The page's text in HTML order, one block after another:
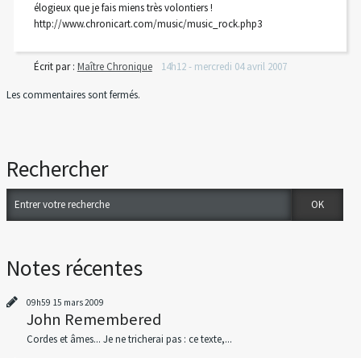
élogieux que je fais miens très volontiers !
http://www.chronicart.com/music/music_rock.php3
Écrit par : Maître Chronique 14h12- mercredi 04 avril 2007
Les commentaires sont fermés.
Rechercher
Notes récentes
09h59 15 mars 2009
John Remembered
Cordes et âmes... Je ne tricherai pas : ce texte,...